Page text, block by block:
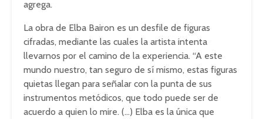
agrega.
La obra de Elba Bairon es un desfile de figuras
cifradas, mediante las cuales la artista intenta
llevarnos por el camino de la experiencia. “A este
mundo nuestro, tan seguro de sí mismo, estas figuras
quietas llegan para señalar con la punta de sus
instrumentos metódicos, que todo puede ser de
acuerdo a quien lo mire. (…) Elba es la única que